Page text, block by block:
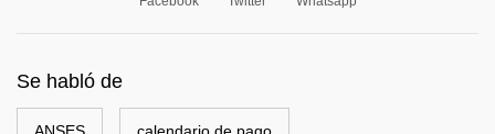
Se habló de